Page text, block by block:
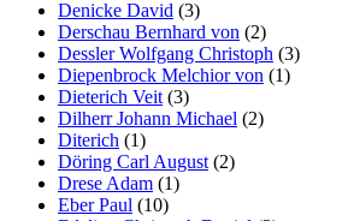
Denicke David (3)
Derschau Bernhard von (2)
Dessler Wolfgang Christoph (3)
Diepenbrock Melchior von (1)
Dieterich Veit (3)
Dilherr Johann Michael (2)
Diterich (1)
Döring Carl August (2)
Drese Adam (1)
Eber Paul (10)